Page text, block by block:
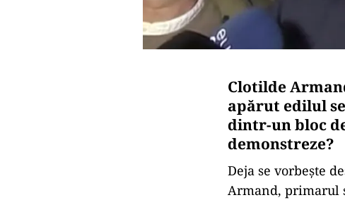
Clotilde
apărut edilul
dintr-un bloc
demonstreze?
Deja se vorbește
Armand, primarul